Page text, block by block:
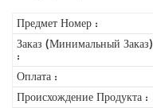
Предмет Номер :
Заказ (Минимальный Заказ)
:
Оплата :
Происхождение Продукта :